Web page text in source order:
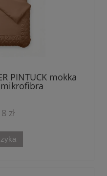
PINTUCK mokka
zł